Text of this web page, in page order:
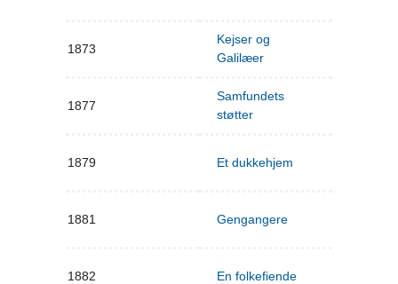
1873
Kejser og
Galilæer
1877
Samfundets
støtter
1879 Et dukkehjem
1881 Gengangere
1882 En folkefiende